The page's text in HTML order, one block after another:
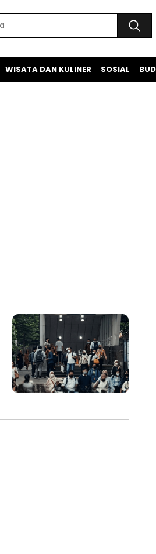
WISATA DAN KULINER SOSIAL